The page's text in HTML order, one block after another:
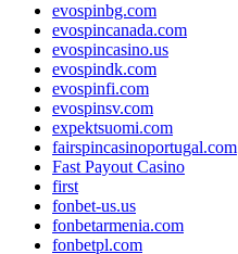
evospinbg.com
evospincanada.com
evospincasino.us
evospindk.com
evospinfi.com
evospinsv.com
expektsuomi.com
fairspincasinoportugal.com
Fast Payout Casino
first
fonbet-us.us
fonbetarmenia.com
fonbetpl.com